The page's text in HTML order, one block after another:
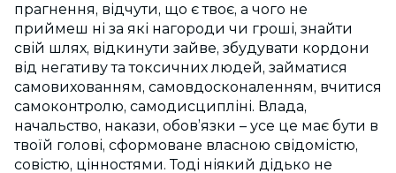
прагнення, відчути, що є твоє, а чого не
приймеш ні за які нагороди чи гроші, знайти
свій шлях, відкинути зайве, збудувати кордони
від негативу та токсичних людей, займатися
самовихованням, самовдосконаленням, вчитися
самоконтролю, самодисципліні. Влада,
начальство, накази, обов’язки – усе це має бути в
твоїй голові, сформоване власною свідомістю,
совістю, цінностями. Тоді ніякий дідько не